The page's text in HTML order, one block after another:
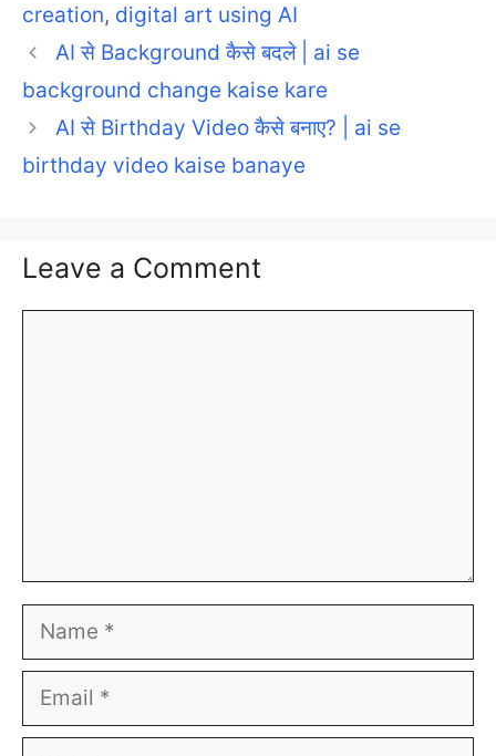
creation, digital art using AI
AI से Background कैसे बदले | ai se
background change kaise kare
AI से Birthday Video कैसे बनाए? | ai se
birthday video kaise banaye
Leave a Comment
Name
Email